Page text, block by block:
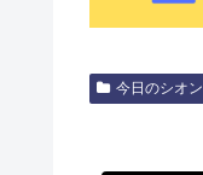
今日のシオン